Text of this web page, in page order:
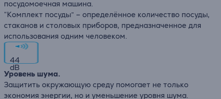
посудомоечная машина.
“Комплект посуды” – определённое количество посуды,
стаканов и столовых приборов, предназначенное для
использования одним человеком.
44
dB
Уровень шума.
Защитить окружающую среду помогает не только
экономия энергии, но и уменьшение уровня шума.